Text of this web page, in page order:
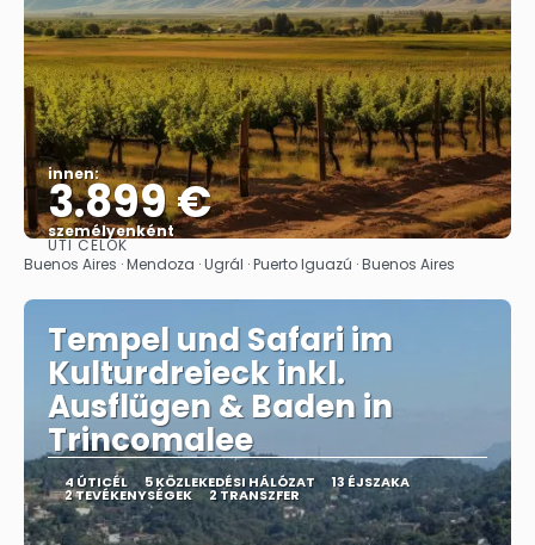
innen:
3.899 €
személyenként
Megnézem
ÚTI CÉLOK
Buenos Aires · Mendoza · Ugrál · Puerto Iguazú · Buenos Aires
Tempel und Safari im
Kulturdreieck inkl.
Ausflügen & Baden in
Trincomalee
4 ÚTICÉL 5 KÖZLEKEDÉSI HÁLÓZAT 13 ÉJSZAKA
2 TEVÉKENYSÉGEK 2 TRANSZFER